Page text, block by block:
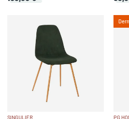
SINGULIER
PG